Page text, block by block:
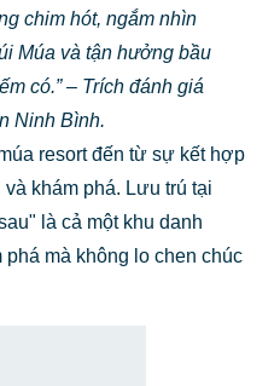
chim hót, ngắm nhìn
Múa và tận hưởng bầu
có.”– Trích đánh giá
Ninh Bình.
resort đến từ sự kết hợp
khám phá. Lưu trú tại
là cả một khu danh
mà không lo chen chúc